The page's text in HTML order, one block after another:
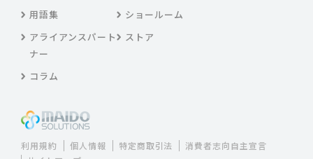
用語集
ショールーム
アライアンスパート
ナー
ストア
コラム
利用規約 個人情報 特定商取引法
消費者志向自主宣言